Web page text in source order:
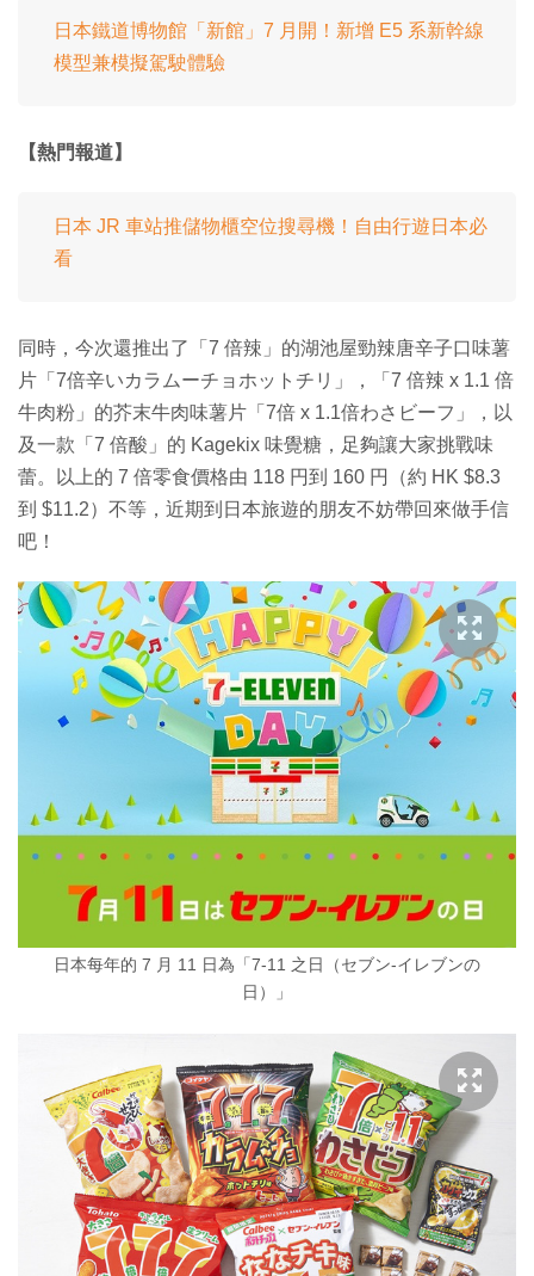
日本鐵道博物館「新館」7 月開！新增 E5 系新幹線
模型兼模擬駕駛體驗
【熱門報道】
日本 JR 車站推儲物櫃空位搜尋機！自由行遊日本必
看
同時，今次還推出了「7 倍辣」的湖池屋勁辣唐辛子口味薯
片「7倍辛いカラムーチョホットチリ」，「7 倍辣 x 1.1 倍
牛肉粉」的芥末牛肉味薯片「7倍 x 1.1倍わさビーフ」，以
及一款「7 倍酸」的 Kagekix 味覺糖，足夠讓大家挑戰味
蕾。以上的 7 倍零食價格由 118 円到 160 円（約 HK $8.3
到 $11.2）不等，近期到日本旅遊的朋友不妨帶回來做手信
吧！
日本每年的 7 月 11 日為「7-11 之日（セブン-イレブンの
日）」